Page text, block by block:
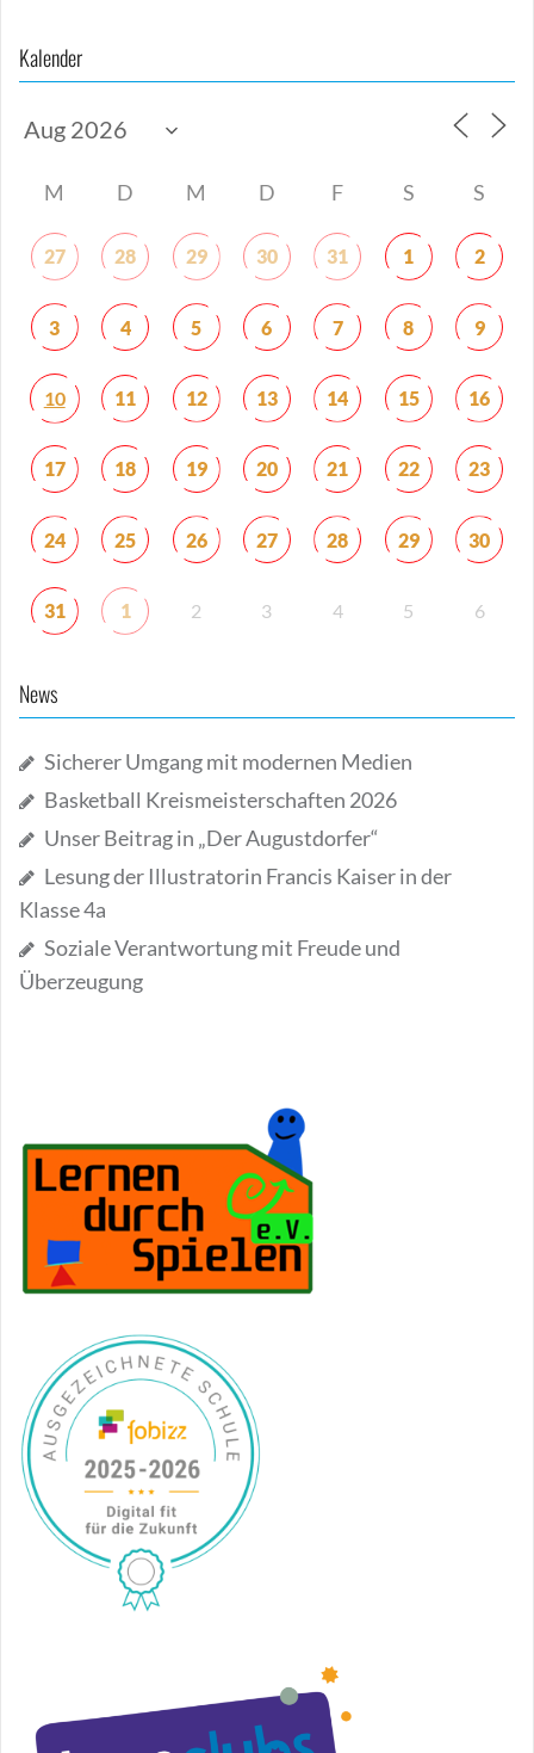
Kalender
M D M D F S S
27 28 29 30 31 1 2
3 4 5 6 7 8 9
10 11 12 13 14 15 16
17 18 19 20 21 22 23
24 25 26 27 28 29 30
31 1 2 3 4 5 6
News
Sicherer Umgang mit modernen Medien
Basketball Kreismeisterschaften 2026
Unser Beitrag in „Der Augustdorfer“
Lesung der Illustratorin Francis Kaiser in der
Klasse 4a
Soziale Verantwortung mit Freude und
Überzeugung